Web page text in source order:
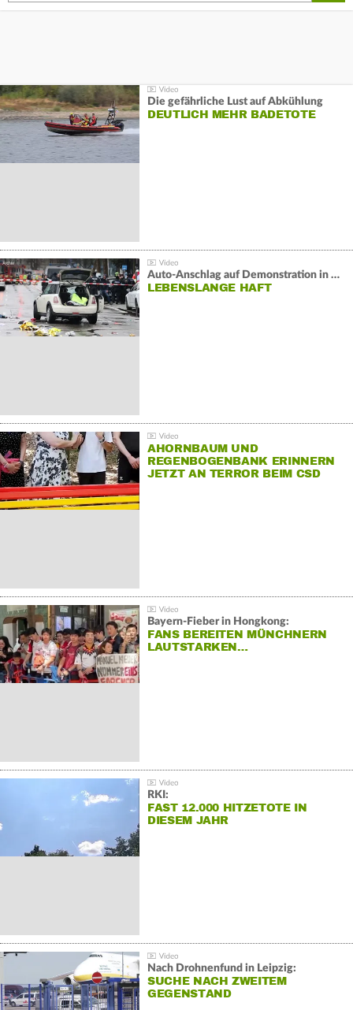
Die gefährliche Lust auf Abkühlung
DEUTLICH MEHR BADETOTE
Auto-Anschlag auf Demonstration in München:
LEBENSLANGE HAFT
AHORNBAUM UND
REGENBOGENBANK ERINNERN
JETZT AN TERROR BEIM CSD
Bayern-Fieber in Hongkong:
FANS BEREITEN MÜNCHNERN
LAUTSTARKEN…
RKI:
FAST 12.000 HITZETOTE IN
DIESEM JAHR
Nach Drohnenfund in Leipzig:
SUCHE NACH ZWEITEM
GEGENSTAND